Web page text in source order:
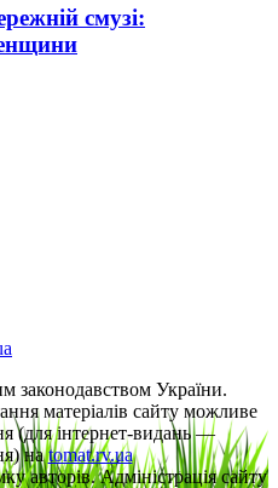
смузі:
законодавством України.
матеріалів сайту можливе
(для інтернет-видань —
наtomat.rv.ua
авторів. Адміністрація сайту